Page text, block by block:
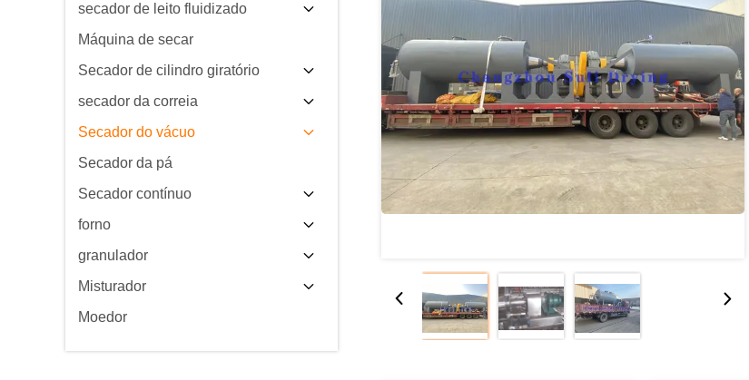
secador de leito fluidizado
Máquina de secar
Secador de cilindro giratório
secador da correia
Secador do vácuo
Secador da pá
Secador contínuo
forno
granulador
Misturador
Moedor